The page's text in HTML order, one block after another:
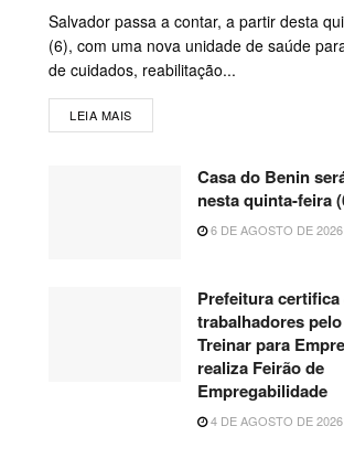
Salvador passa a contar, a partir desta
(6), com uma nova unidade de saúde
de cuidados, reabilitação...
LEIA MAIS
Casa do Benin
nesta quinta-feira
6 DE AGOSTO DE 2026
Prefeitura certifica
trabalhadores
Treinar para
realiza Feirão de
Empregabilidade
4 DE AGOSTO DE 2026